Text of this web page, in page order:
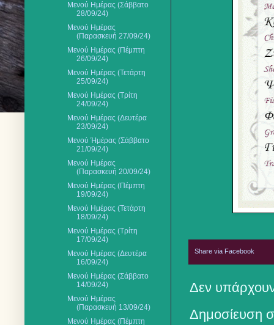
Share via Facebook
Δεν
Δημοσίευση
Μενού Ημέρας (Σάββατο
28/09/24)
Μενού Ημέρας
(Παρασκευή 27/09/24)
Μενού Ημέρας (Πέμπτη
26/09/24)
Μενού Ημέρας (Τετάρτη
25/09/24)
Μενού Ημέρας (Τρίτη
24/09/24)
Μενού Ημέρας (Δευτέρα
23/09/24)
Μενού Ήμέρας (Σάββατο
21/09/24)
Μενού Ημέρας
(Παρασκευή 20/09/24)
Μενού Ημέρας (Πέμπτη
19/09/24)
Μενού Ημέρας (Τετάρτη
18/09/24)
Μενού Ημέρας (Τρίτη
17/09/24)
Μενού Ημέρας (Δευτέρα
16/09/24)
Μενού Ημέρας (Σάββατο
14/09/24)
Μενού Ημέρας
(Παρασκευή 13/09/24)
Μενού Ημέρας (Πέμπτη